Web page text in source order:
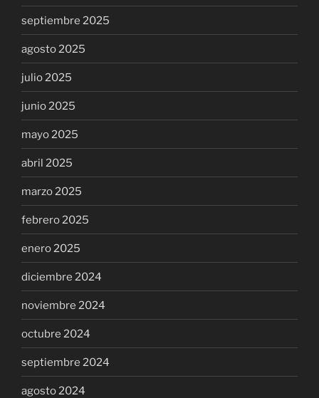
septiembre 2025
agosto 2025
julio 2025
junio 2025
mayo 2025
abril 2025
marzo 2025
febrero 2025
enero 2025
diciembre 2024
noviembre 2024
octubre 2024
septiembre 2024
agosto 2024